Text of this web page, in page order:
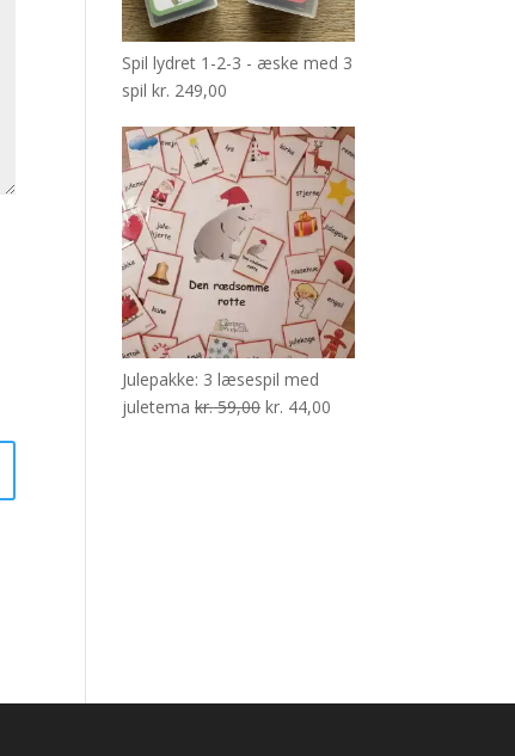
Spil lydret 1-2-3 - æske med 3
spil kr. 249,00
Julepakke: 3 læsespil med
juletema kr.59,00 Den
kr. 44,00